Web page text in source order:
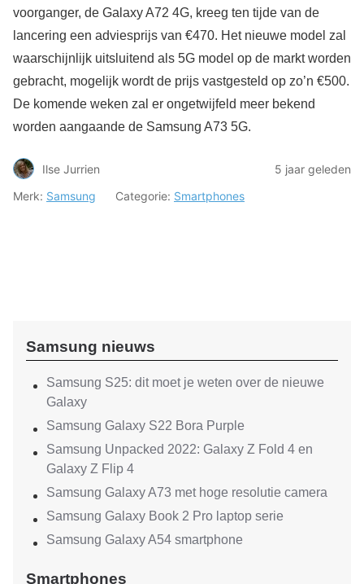
voorganger, de Galaxy A72 4G, kreeg ten tijde van de
lancering een adviesprijs van €470. Het nieuwe model zal
waarschijnlijk uitsluitend als 5G model op de markt worden
gebracht, mogelijk wordt de prijs vastgesteld op zo’n €500.
De komende weken zal er ongetwijfeld meer bekend
worden aangaande de Samsung A73 5G.
Ilse Jurrien
5 jaar geleden
Merk: Samsung Categorie: Smartphones
Samsung nieuws
Samsung S25: dit moet je weten over de nieuwe
Galaxy
Samsung Galaxy S22 Bora Purple
Samsung Unpacked 2022: Galaxy Z Fold 4 en
Galaxy Z Flip 4
Samsung Galaxy A73 met hoge resolutie camera
Samsung Galaxy Book 2 Pro laptop serie
Samsung Galaxy A54 smartphone
Smartphones